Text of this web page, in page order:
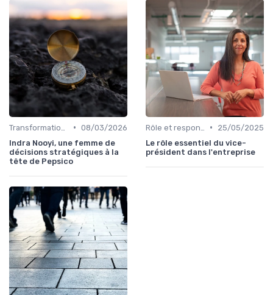
• 08/03/2026
Indra Nooyi, une femme de
décisions stratégiques à la
tête de Pepsico
•
25/05/2025
Le rôle essentiel du vice-
président dans l'entreprise